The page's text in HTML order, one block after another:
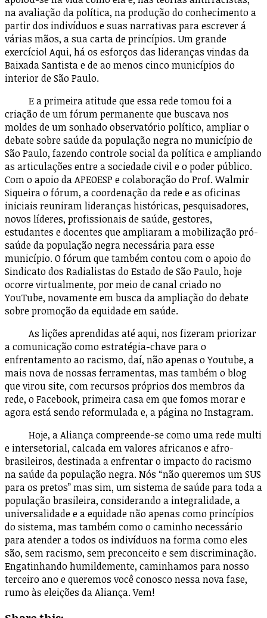
na avaliação da política, na produção do conhecimento a
partir dos indivíduos e suas narrativas para escrever á
várias mãos, a sua carta de princípios. Um grande
exercício! Aqui, há os esforços das lideranças vindas da
Baixada Santista e de ao menos cinco municípios do
interior de São Paulo.
E a primeira atitude que essa rede tomou foi a
criação de um fórum permanente que buscava nos
moldes de um sonhado observatório político, ampliar o
debate sobre saúde da população negra no município de
São Paulo, fazendo controle social da política e ampliando
as articulações entre a sociedade civil e o poder público.
Com o apoio da APEOESP e colaboração do Prof. Walmir
Siqueira o fórum, a coordenação da rede e as oficinas
iniciais reuniram lideranças históricas, pesquisadores,
novos líderes, profissionais de saúde, gestores,
estudantes e docentes que ampliaram a mobilização pró-
saúde da população negra necessária para esse
município. O fórum que também contou com o apoio do
Sindicato dos Radialistas do Estado de São Paulo, hoje
ocorre virtualmente, por meio de canal criado no
YouTube, novamente em busca da ampliação do debate
sobre promoção da equidade em saúde.
As lições aprendidas até aqui, nos fizeram priorizar
a comunicação como estratégia-chave para o
enfrentamento ao racismo, daí, não apenas o Youtube, a
mais nova de nossas ferramentas, mas também o blog
que virou site, com recursos próprios dos membros da
rede, o Facebook, primeira casa em que fomos morar e
agora está sendo reformulada e, a página no Instagram.
Hoje, a Aliança compreende-se como uma rede multi
e intersetorial, calcada em valores africanos e afro-
brasileiros, destinada a enfrentar o impacto do racismo
na saúde da população negra. Nós “não queremos um SUS
para os pretos” mas sim, um sistema de saúde para toda a
população brasileira, considerando a integralidade, a
universalidade e a equidade não apenas como princípios
do sistema, mas também como o caminho necessário
para atender a todos os indivíduos na forma como eles
são, sem racismo, sem preconceito e sem discriminação.
Engatinhando humildemente, caminhamos para nosso
terceiro ano e queremos você conosco nessa nova fase,
rumo às eleições da Aliança. Vem!